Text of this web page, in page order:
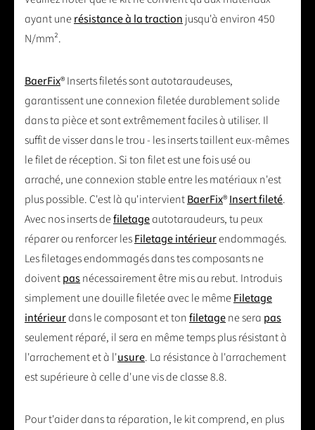
ayant unerésistance à la traction jusqu'à environ 450
N/mm².
BaerFix® Inserts filetés sont autotaraudeuses,
garantissent une connexion filetée durablement solide
dans ta pièce et sont extrêmement faciles à utiliser. Il
suffit de visser dans le trou - les inserts taillent eux-mêmes
le filet de réception. Si ton filet est une fois usé ou
arraché, une connexion stable entre les matériaux n'est
plus possible. C'est là qu'intervientBaerFix®Insert fileté.
Avec nos inserts defiletageautotaraudeurs, tu peux
réparer ou renforcer lesFiletage intérieurendommagés.
Les filetages endommagés dans tes composants ne
doiventpasnécessairement être mis au rebut. Introduis
simplement une douille filetée avec le mêmeFiletage
intérieurdans le composant et tonfiletagene sera pas
seulement réparé, il sera en même temps plus résistant à
l'arrachement et à l'usure. La résistance à l'arrachement
est supérieure à celle d'une vis de classe 8.8.
Pour t'aider dans ta réparation, le kit comprend, en plus